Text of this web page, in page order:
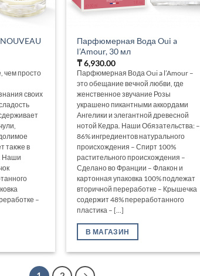
чем просто
своих
также в
Наши
–
Парфюмерная Вода Oui a
l’Amour, 30 мл
₸6,930.00
Парфюмерная Вода Oui a l’Amour –
это обещание вечной любви, где
женственное звучание Розы
украшено пикантными аккордами
Ангелики и элегантной древесной
нотой Кедра. Наши Обязательства: –
86% ингредиентов натурального
происхождения – Спирт 100%
растительного происхождения –
Сделано во Франции – Флакон и
картонная упаковка 100% подлежат
вторичной переработке – Крышечка
содержит 48% переработанного
пластика – [...]
В МАГАЗИН